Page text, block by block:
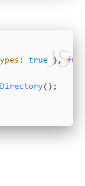
JS
: true },
();